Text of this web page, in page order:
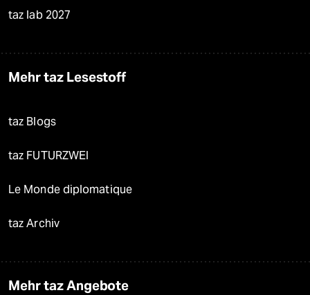
taz lab 2027
Mehr taz Lesestoff
taz Blogs
taz FUTURZWEI
Le Monde diplomatique
taz Archiv
Mehr taz Angebote